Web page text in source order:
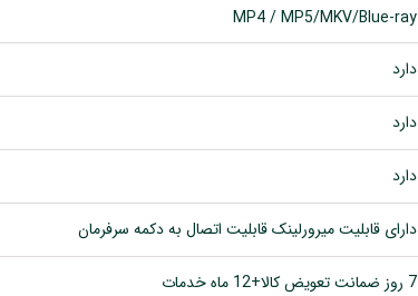
MP4 / MP5/MKV/Blue-ray
دارد
دارد
دارد
دارای قابلیت میرورلینک قابلیت اتصال به دکمه سرفرمان
7 روز ضمانت تعویض کالا+12 ماه خدمات